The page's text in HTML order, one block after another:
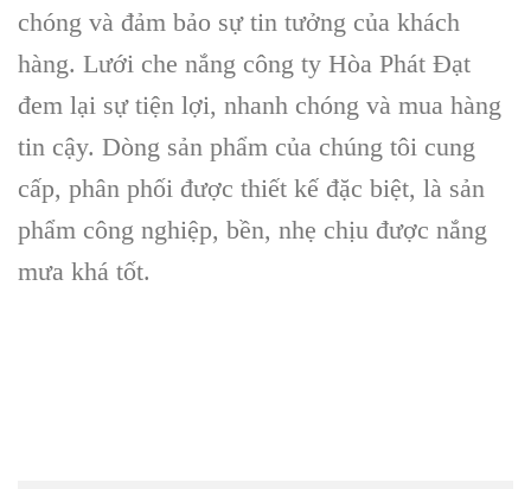
chóng và đảm bảo sự tin tưởng của khách
hàng. Lưới che nắng công ty Hòa Phát Đạt
đem lại sự tiện lợi, nhanh chóng và mua hàng
tin cậy. Dòng sản phẩm của chúng tôi cung
cấp, phân phối được thiết kế đặc biệt, là sản
phẩm công nghiệp, bền, nhẹ chịu được nắng
mưa khá tốt.